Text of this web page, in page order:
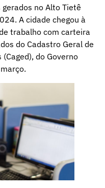
no Alto Tietê
A cidade chegou à
trabalho com carteira
do Cadastro Geral de
do Governo